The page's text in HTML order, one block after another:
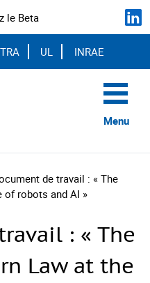
le Beta
UL INRAE
Menu
de travail : « The
of robots and AI »
: « The
Law at the